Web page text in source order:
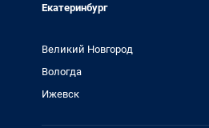
Екатеринбург
Великий Новгород
Вологда
Ижевск